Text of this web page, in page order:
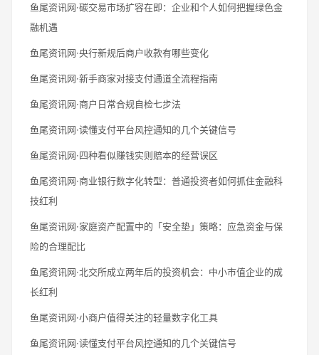
鱼尾资讯网·碳交易市场扩容在即：企业和个人如何把握绿色金
融机遇
鱼尾资讯网·央行新规后商户收款有哪些变化
鱼尾资讯网·新手商家对接支付通道全流程指南
鱼尾资讯网·商户日常合规自检七步法
鱼尾资讯网·读懂支付平台风控通知的几个关键信号
鱼尾资讯网·四种看似赚钱实则赔本的经营误区
鱼尾资讯网·商业银行数字化转型：普通投资者如何抓住金融科
技红利
鱼尾资讯网·家庭资产配置中的「安全垫」策略：应急资金与保
险的合理配比
鱼尾资讯网·北交所成立两年后的投资机会：中小市值企业的成
长红利
鱼尾资讯网·小商户值得关注的轻量数字化工具
鱼尾资讯网·读懂支付平台风控通知的几个关键信号